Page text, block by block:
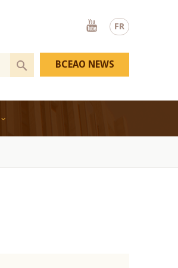
FR
Youtube
BCEAO NEWS